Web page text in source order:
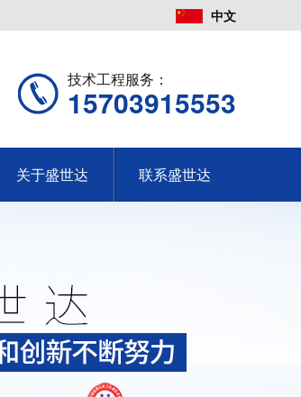
中文
技术工程服务：
15703915553
关于盛世达 联系盛世达